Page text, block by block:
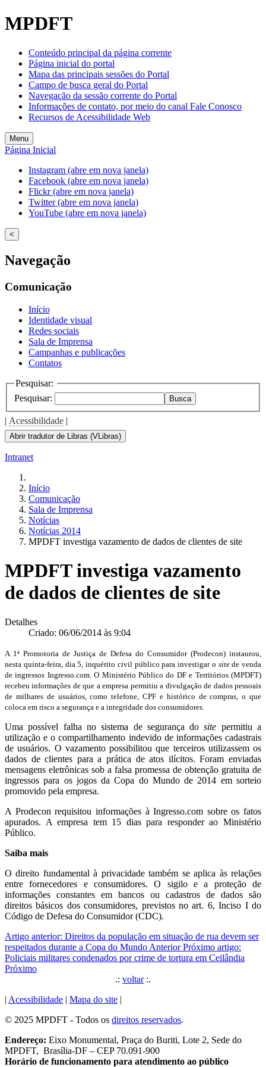
MPDFT
Conteúdo principal da página corrente
Página inicial do portal
Mapa das principais sessões do Portal
Campo de busca geral do Portal
Navegação da sessão corrente do Portal
Informações de contato, por meio do canal Fale Conosco
Recursos de Acessibilidade Web
Menu
Página Inicial
Instagram (abre em nova janela)
Facebook (abre em nova janela)
Flickr (abre em nova janela)
Twitter (abre em nova janela)
YouTube (abre em nova janela)
<
Navegação
Comunicação
Início
Identidade visual
Redes sociais
Sala de Imprensa
Campanhas e publicações
Contatos
Pesquisar:
Pesquisar:
Busca
| Acessibilidade |
Abrir tradutor de Libras (VLibras)
Intranet
Início
Comunicação
Sala de Imprensa
Notícias
Notícias 2014
MPDFT investiga vazamento de dados de clientes de site
MPDFT investiga vazamento
de dados de clientes de site
Detalhes
Criado: 06/06/2014 às 9:04
A 1ª Promotoria de Justiça de Defesa do Consumidor (Prodecon) instaurou,
nesta quinta-feira, dia 5, inquérito civil público para investigar o sitede venda
de ingressos Ingresso.com. O Ministério Público do DF e Territórios (MPDFT)
recebeu informações de que a empresa permitiu a divulgação de dados pessoais
de milhares de usuários, como telefone, CPF e histórico de compras, o que
coloca em risco a segurança e a integridade dos consumidores.
Uma possível falha no sistema de segurança dosite permitiu a
utilização e o compartilhamento indevido de informações cadastrais
de usuários. O vazamento possibilitou que terceiros utilizassem os
dados de clientes para a prática de atos ilícitos. Foram enviadas
mensagens eletrônicas sob a falsa promessa de obtenção gratuita de
ingressos para os jogos da Copa do Mundo de 2014 em sorteio
promovido pela empresa.
A Prodecon requisitou informações à Ingresso.com sobre os fatos
apurados. A empresa tem 15 dias para responder ao Ministério
Público.
Saiba mais
O direito fundamental à privacidade também se aplica às relações
entre fornecedores e consumidores. O sigilo e a proteção de
informações constantes em bancos ou cadastros de dados são
direitos básicos dos consumidores, previstos no art. 6, Inciso I do
Código de Defesa do Consumidor (CDC).
Artigo anterior: Direitos da população em situação de rua devem ser
respeitados durante a Copa do Mundo Anterior Próximo artigo:
Policiais militares condenados por crime de tortura em Ceilândia
Próximo
.: voltar:.
| Acessibilidade | Mapa do site |
© 2025 MPDFT - Todos os direitos reservados.
Endereço: Eixo Monumental, Praça do Buriti, Lote 2, Sede do
MPDFT, Brasília-DF – CEP 70.091-900
Horário de funcionamento para atendimento ao público